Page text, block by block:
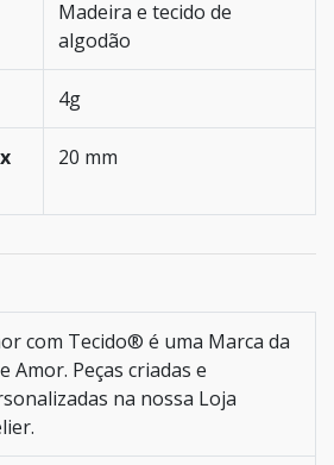
Madeira e tecido de
algodão
4g
20 mm
com Tecido® é uma Marca da
Amor. Peças criadas e
na nossa Loja